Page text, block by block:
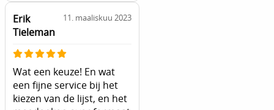
Erik
Tieleman
11. maaliskuu 2023
Wat een keuze! En wat
een fijne service bij het
kiezen van de lijst, en het